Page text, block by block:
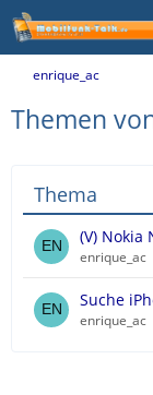
enrique_ac
Themen
Thema
(V) Nokia
enrique_ac
Suche
enrique_ac